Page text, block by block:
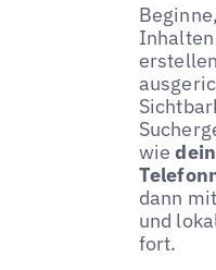
wie
dann
und
fort.